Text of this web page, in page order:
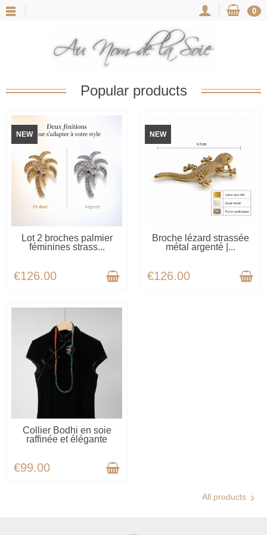
0
Popular products
NEW
AVAILABLE
Lot 2 broches palmier
féminines strass...
€126.00
NEW
AVAILABLE
Broche lézard strassée
métal argenté |...
€126.00
AVAILABLE
Collier Bodhi en soie
raffinée et élégante
€99.00
All products